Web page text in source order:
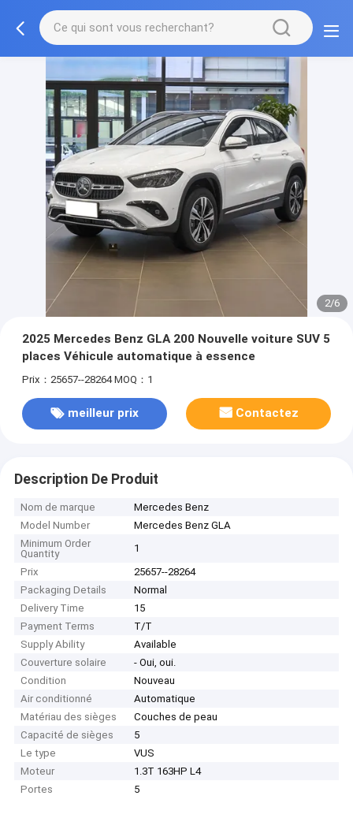
2/6
2025 Mercedes Benz GLA 200 Nouvelle voiture SUV 5
places Véhicule automatique à essence
Prix：25657--28264 MOQ：1
meilleur prix Contactez
Description De Produit
Nom de marque
Mercedes Benz
Model Number
Mercedes Benz GLA
Minimum Order
Quantity
1
Prix
25657--28264
Packaging Details
Normal
Delivery Time
15
Payment Terms
T/T
Supply Ability
Available
Couverture solaire
- Oui, oui.
Condition
Nouveau
Air conditionné
Automatique
Matériau des sièges
Couches de peau
Capacité de sièges
5
Le type
VUS
Moteur
1.3T 163HP L4
Portes
5